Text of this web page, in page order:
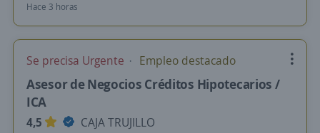
Hace 3 horas
Se precisa Urgente Empleo destacado
Asesor de Negocios Créditos Hipotecarios /
ICA
4,5
CAJA TRUJILLO